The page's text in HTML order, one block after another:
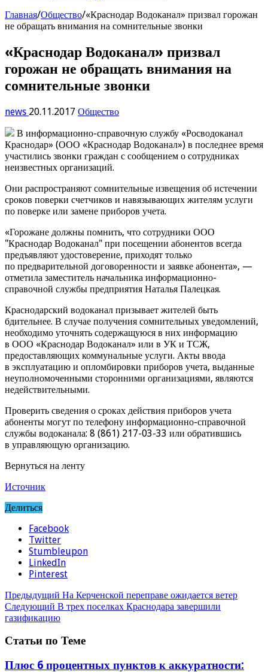
Главная/Общество/«Краснодар Водоканал» призвал горожан
не обращать внимания на сомнительные звонки
«Краснодар Водоканал» призвал
горожан не обращать внимания на
сомнительные звонки
news 20.11.2017 Общество
В информационно-справочную службу «Росводоканал
Краснодар» (ООО «Краснодар Водоканал») в последнее время
участились звонки граждан с сообщением о сотрудниках
неизвестных организаций.
Они распространяют сомнительные извещения об истечении
сроков поверки счетчиков и навязывающих жителям услуги
по поверке или замене приборов учета.
«Горожане должны помнить, что сотрудники ООО
"Краснодар Водоканал" при посещении абонентов всегда
предъявляют удостоверение, приходят только
по предварительной договоренности и заявке абонента», —
отметила заместитель начальника информационно-
справочной службы предприятия Наталья Палецкая.
Краснодарский водоканал призывает жителей быть
бдительнее. В случае получения сомнительных уведомлений,
необходимо уточнять содержащуюся в них информацию
в ООО «Краснодар Водоканал» или в УК и ТСЖ,
предоставляющих коммунальные услуги. Акты ввода
в эксплуатацию и опломбировки приборов учета, выданные
неуполномоченными сторонними организациями, являются
недействительными.
Проверить сведения о сроках действия приборов учета
абоненты могут по телефону информационно-справочной
службы водоканала: 8 (861) 217-03-33 или обратившись
в управляющую организацию.
Вернуться на ленту
Источник
Делиться
Facebook
Twitter
Stumbleupon
LinkedIn
Pinterest
Предыдущий На Керченской переправе ожидается ветер
Следующий В трех поселках Краснодара завершили
газификацию
Статьи по Теме
Плюс 6 процентных пунктов к аккуратности: